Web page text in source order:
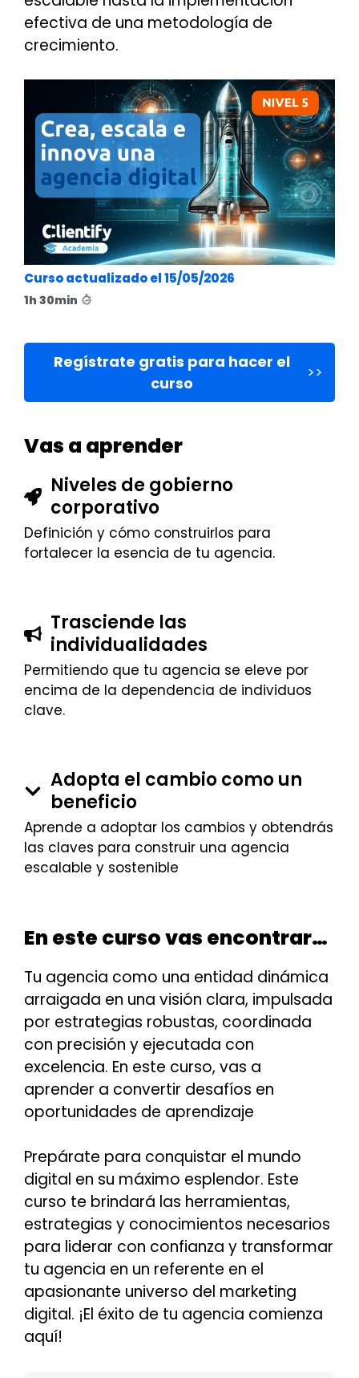
efectiva de una metodología de
crecimiento.
Curso actualizado el 15/05/2026
1h 30min
Regístrate gratis para hacer el
curso
>>
Vas a aprender
Niveles de gobierno
corporativo
Definición y cómo construirlos para
fortalecer la esencia de tu agencia.
Trasciende las
individualidades
Permitiendo que tu agencia se eleve por
encima de la dependencia de individuos
clave.
Adopta el cambio como un
beneficio
Aprende a adoptar los cambios y obtendrás
las claves para construir una agencia
escalable y sostenible
En este curso vas encontrar…
Tu agencia como una entidad dinámica
arraigada en una visión clara, impulsada
por estrategias robustas, coordinada
con precisión y ejecutada con
excelencia. En este curso, vas a
aprender a convertir desafíos en
oportunidades de aprendizaje
Prepárate para conquistar el mundo
digital en su máximo esplendor. Este
curso te brindará las herramientas,
estrategias y conocimientos necesarios
para liderar con confianza y transformar
tu agencia en un referente en el
apasionante universo del marketing
digital. ¡El éxito de tu agencia comienza
aquí!